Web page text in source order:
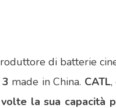
di batterie
made in China. CATL,
la sua capacità